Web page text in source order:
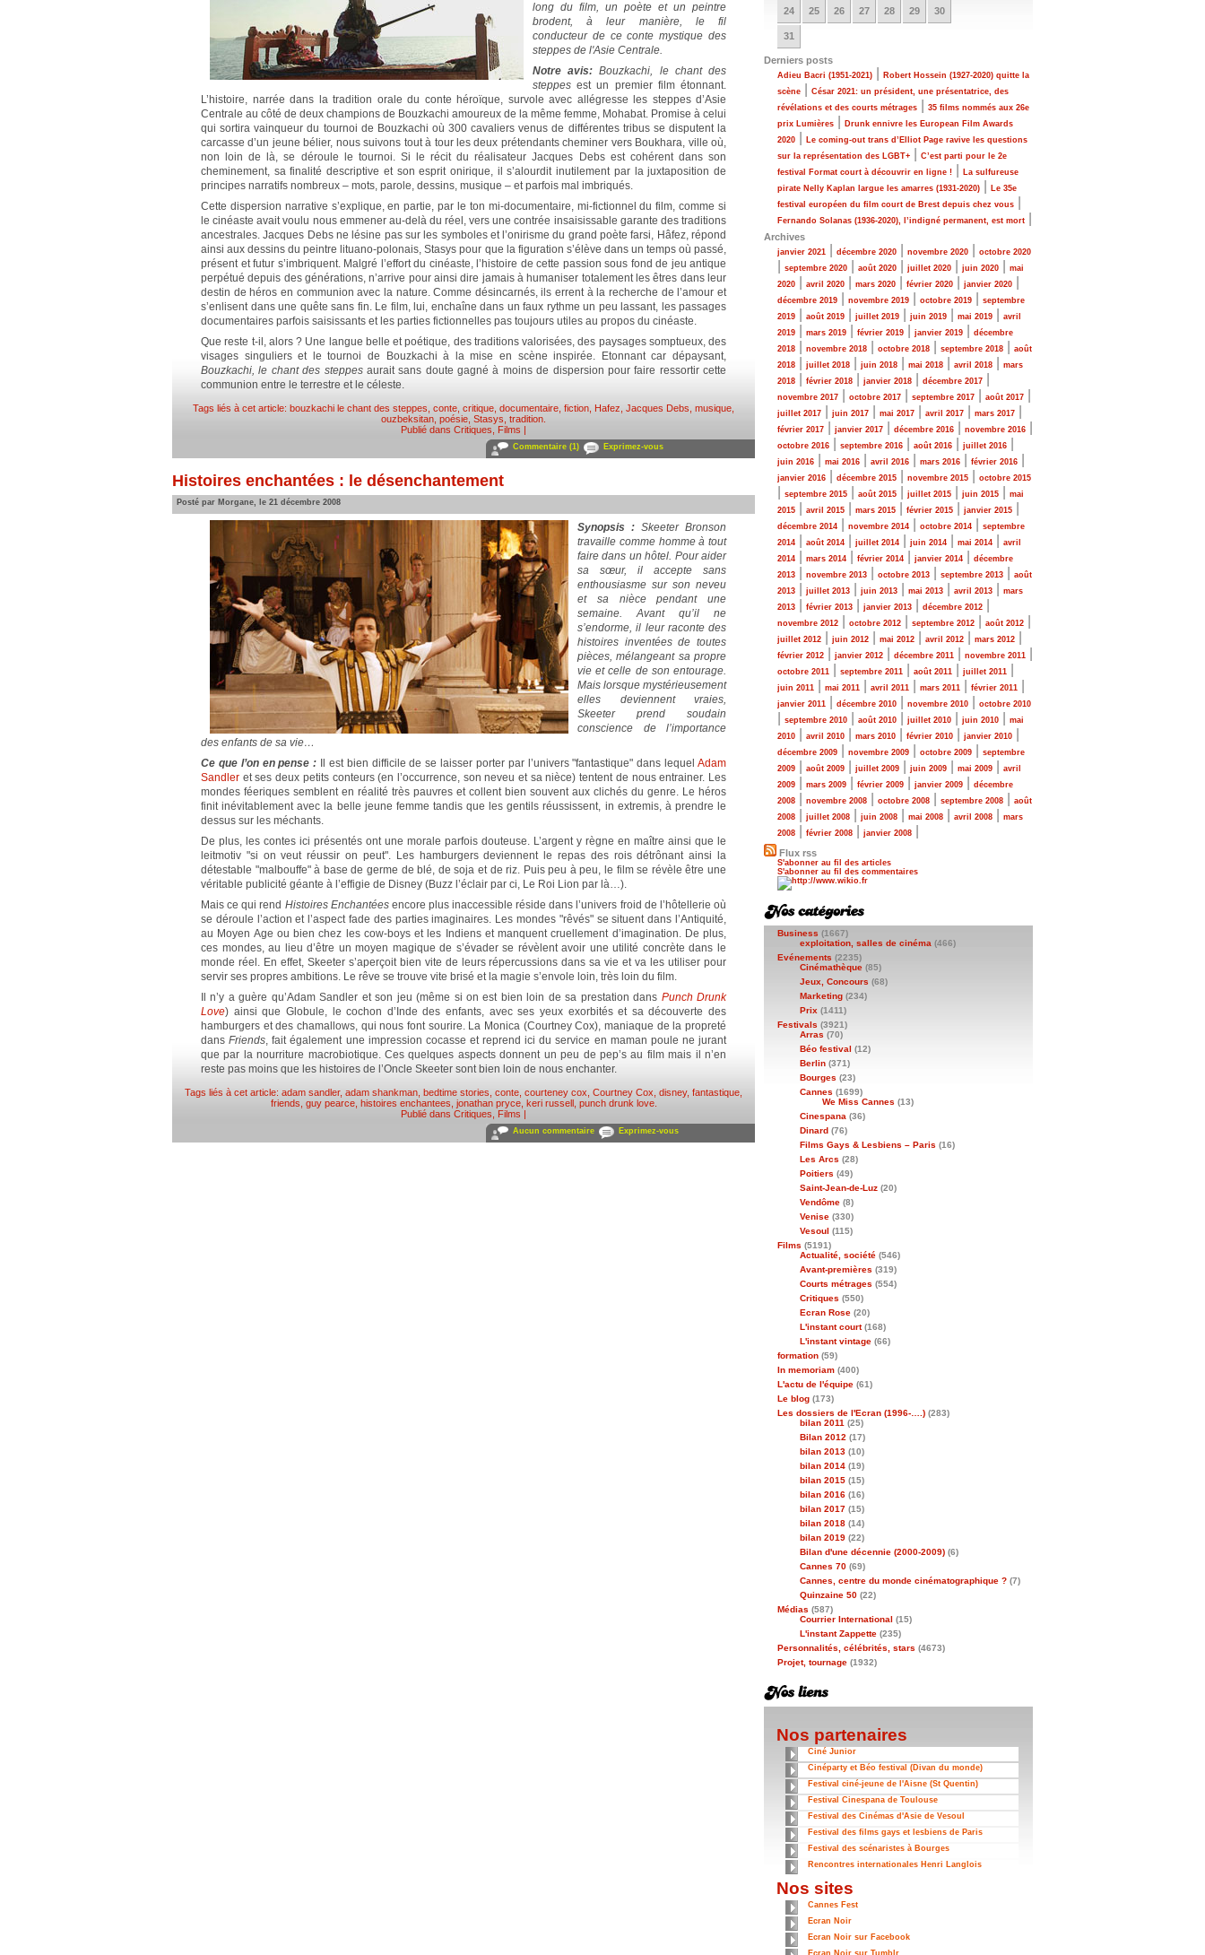
long du film, un poète et un peintre
brodent, à leur manière, le fil
conducteur de ce conte mystique des
steppes de l'Asie Centrale.
Notre avis:Bouzkachi, le chant des
steppes est un premier film étonnant.
L’histoire, narrée dans la tradition orale du conte héroïque, survole avec allégresse les steppes d’Asie
Centrale au côté de deux champions de Bouzkachi amoureux de la même femme, Mohabat. Promise à celui
qui sortira vainqueur du tournoi de Bouzkachi où 300 cavaliers venus de différentes tribus se disputent la
carcasse d’un jeune bélier, nous suivons tout à tour les deux prétendants cheminer vers Boukhara, ville où,
non loin de là, se déroule le tournoi. Si le récit du réalisateur Jacques Debs est cohérent dans son
cheminement, sa finalité descriptive et son esprit onirique, il s’alourdit inutilement par la juxtaposition de
principes narratifs nombreux – mots, parole, dessins, musique – et parfois mal imbriqués.
Cette dispersion narrative s’explique, en partie, par le ton mi-documentaire, mi-fictionnel du film, comme si
le cinéaste avait voulu nous emmener au-delà du réel, vers une contrée insaisissable garante des traditions
ancestrales. Jacques Debs ne lésine pas sur les symboles et l’onirisme du grand poète farsi, Hâfez, répond
ainsi aux dessins du peintre lituano-polonais, Stasys pour que la figuration s’élève dans un temps où passé,
présent et futur s’imbriquent. Malgré l’effort du cinéaste, l’histoire de cette passion sous fond de jeu antique
perpétué depuis des générations, n’arrive pour ainsi dire jamais à humaniser totalement les êtres dans leur
destin de héros en communion avec la nature. Comme désincarnés, ils errent à la recherche de l’amour et
s’enlisent dans une quête sans fin. Le film, lui, enchaîne dans un faux rythme un peu lassant, les passages
documentaires parfois saisissants et les parties fictionnelles pas toujours utiles au propos du cinéaste.
Que reste t-il, alors ? Une langue belle et poétique, des traditions valorisées, des paysages somptueux, des
visages singuliers et le tournoi de Bouzkachi à la mise en scène inspirée. Etonnant car dépaysant,
Bouzkachi, le chant des steppesaurait sans doute gagné à moins de dispersion pour faire ressortir cette
communion entre le terrestre et le céleste.
Tags liés à cet article: bouzkachi le chant des steppes conte critique documentaire fiction Hafez Jacques Debs musique
ouzbeksitan poésie Stasys tradition
Publié dans Critiques Films |
Commentaire (1) Exprimez-vous
Histoires enchantées : le désenchantement
Posté par Morgane, le 21 décembre 2008
Synopsis : Skeeter Bronson
travaille comme homme à tout
faire dans un hôtel. Pour aider
sa sœur, il accepte sans
enthousiasme sur son neveu
et sa nièce pendant une
semaine. Avant qu’il ne
s’endorme, il leur raconte des
histoires inventées de toutes
pièces, mélangeant sa propre
vie et celle de son entourage.
Mais lorsque mystérieusement
elles deviennent vraies,
Skeeter prend soudain
conscience de l’importance
des enfants de sa vie…
Ce que l’on en pense :
Il est bien difficile de se laisser porter par l’univers "fantastique" dans lequelAdam
Sandler et ses deux petits conteurs (en l’occurrence, son neveu et sa nièce) tentent de nous entrainer. Les
mondes féeriques semblent en réalité très pauvres et collent bien souvent aux clichés du genre. Le héros
finit inévitablement avec la belle jeune femme tandis que les gentils réussissent, in extremis, à prendre le
dessus sur les méchants.
De plus, les contes ici présentés ont une morale parfois douteuse. L’argent y règne en maître ainsi que le
leitmotiv "si on veut réussir on peut". Les hamburgers deviennent le repas des rois détrônant ainsi la
détestable "malbouffe" à base de germe de blé, de soja et de riz. Puis peu à peu, le film se révèle être une
véritable publicité géante à l’effigie de Disney (Buzz l’éclair par ci, Le Roi Lion par là…).
Mais ce qui rend Histoires Enchantéesencore plus inaccessible réside dans l’univers froid de l’hôtellerie où
se déroule l’action et l’aspect fade des parties imaginaires. Les mondes "rêvés" se situent dans l’Antiquité,
au Moyen Age ou bien chez les cow-boys et les Indiens et manquent cruellement d’imagination. De plus,
ces mondes, au lieu d’être un moyen magique de s’évader se révèlent avoir une utilité concrète dans le
monde réel. En effet, Skeeter s’aperçoit bien vite de leurs répercussions dans sa vie et va les utiliser pour
servir ses propres ambitions. Le rêve se trouve vite brisé et la magie s’envole loin, très loin du film.
Il n’y a guère qu’Adam Sandler et son jeu (même si on est bien loin de sa prestation dans Punch Drunk
Love) ainsi que Globule, le cochon d’Inde des enfants, avec ses yeux exorbités et sa découverte des
hamburgers et des chamallows, qui nous font sourire. La Monica (Courtney Cox), maniaque de la propreté
dansFriends, fait également une impression cocasse et reprend ici du service en maman poule ne jurant
que par la nourriture macrobiotique. Ces quelques aspects donnent un peu de pep’s au film mais il n’en
reste pas moins que les histoires de l’Oncle Skeeter sont bien loin de nous enchanter.
Tags liés à cet article: adam sandler, adam shankman bedtime stories conte courteney cox Courtney Cox disney, fantastique
friends guy pearce, histoires enchantees jonathan pryce, keri russell, punch drunk love.
Publié dans Critiques Films |
Aucun commentaire Exprimez-vous
24 25 26 27 28 29 30
31
Derniers posts
Adieu Bacri (1951-2021)
Robert Hossein (1927-2020) quitte la
scène
César 2021: un président, une présentatrice, des
révélations et des courts métrages
35 films nommés aux 26e
prix Lumières
Drunk ennivre les European Film Awards
2020
Le coming-out trans d’Elliot Page ravive les questions
sur la représentation des LGBT+
C’est parti pour le 2e
festival Format court à découvrir en ligne !
La sulfureuse
pirate Nelly Kaplan largue les amarres (1931-2020)
Le 35e
festival européen du film court de Brest depuis chez vous
Fernando Solanas (1936-2020), l’indigné permanent, est mort
Archives
janvier 2021 décembre 2020 novembre 2020 octobre 2020
septembre 2020 août 2020 juillet 2020 juin 2020
mai
2020
avril 2020 mars 2020 février 2020 janvier 2020
décembre 2019 novembre 2019 octobre 2019
septembre
2019
août 2019 juillet 2019 juin 2019 mai 2019
avril
2019
mars 2019 février 2019 janvier 2019
décembre
2018
novembre 2018 octobre 2018 septembre 2018
août
2018
juillet 2018 juin 2018 mai 2018 avril 2018
mars
2018
février 2018 janvier 2018 décembre 2017
novembre 2017 octobre 2017 septembre 2017 août 2017
juillet 2017 juin 2017 mai 2017 avril 2017 mars 2017
février 2017 janvier 2017 décembre 2016 novembre 2016
octobre 2016 septembre 2016 août 2016 juillet 2016
juin 2016 mai 2016 avril 2016 mars 2016 février 2016
janvier 2016 décembre 2015 novembre 2015 octobre 2015
septembre 2015 août 2015 juillet 2015 juin 2015
mai
2015
avril 2015 mars 2015 février 2015 janvier 2015
décembre 2014 novembre 2014 octobre 2014
septembre
2014
août 2014 juillet 2014 juin 2014 mai 2014
avril
2014
mars 2014 février 2014 janvier 2014
décembre
2013
novembre 2013 octobre 2013 septembre 2013
août
2013
juillet 2013 juin 2013 mai 2013 avril 2013
mars
2013
février 2013 janvier 2013 décembre 2012
novembre 2012 octobre 2012 septembre 2012 août 2012
juillet 2012 juin 2012 mai 2012 avril 2012 mars 2012
février 2012 janvier 2012 décembre 2011 novembre 2011
octobre 2011 septembre 2011 août 2011 juillet 2011
juin 2011 mai 2011 avril 2011 mars 2011 février 2011
janvier 2011 décembre 2010 novembre 2010 octobre 2010
septembre 2010 août 2010 juillet 2010 juin 2010
mai
2010
avril 2010 mars 2010 février 2010 janvier 2010
décembre 2009 novembre 2009 octobre 2009
septembre
2009
août 2009 juillet 2009 juin 2009 mai 2009
avril
2009
mars 2009 février 2009 janvier 2009
décembre
2008
novembre 2008 octobre 2008 septembre 2008
août
2008
juillet 2008 juin 2008 mai 2008 avril 2008
mars
2008
février 2008 janvier 2008
Flux rss
S'abonner au fil des articles
S'abonner au fil des commentaires
Business (1667)
exploitation, salles de cinéma (466)
Evénements (2235)
Cinémathèque (85)
Jeux, Concours (68)
Marketing (234)
Prix (1411)
Festivals (3921)
Arras (70)
Béo festival (12)
Berlin (371)
Bourges (23)
Cannes (1699)
We Miss Cannes (13)
Cinespana (36)
Dinard (76)
Films Gays & Lesbiens – Paris (16)
Les Arcs (28)
Poitiers (49)
Saint-Jean-de-Luz (20)
Vendôme (8)
Venise (330)
Vesoul (115)
Films (5191)
Actualité, société (546)
Avant-premières (319)
Courts métrages (554)
Critiques (550)
Ecran Rose (20)
L'instant court(168)
L'instant vintage (66)
formation (59)
In memoriam (400)
L'actu de l'équipe (61)
Le blog (173)
Les dossiers de l'Ecran (1996-….) (283)
bilan 2011 (25)
Bilan 2012 (17)
bilan 2013 (10)
bilan 2014 (19)
bilan 2015 (15)
bilan 2016 (16)
bilan 2017 (15)
bilan 2018 (14)
bilan 2019 (22)
Bilan d'une décennie (2000-2009) (6)
Cannes 70 (69)
Cannes, centre du monde cinématographique ? (7)
Quinzaine 50 (22)
Médias (587)
Courrier International (15)
L'instant Zappette (235)
Personnalités, célébrités, stars (4673)
Projet, tournage (1932)
Nos partenaires
Ciné Junior
Cinéparty et Béo festival (Divan du monde)
Festival ciné-jeune de l'Aisne (St Quentin)
Festival Cinespana de Toulouse
Festival des Cinémas d'Asie de Vesoul
Festival des films gays et lesbiens de Paris
Festival des scénaristes à Bourges
Rencontres internationales Henri Langlois
Nos sites
Cannes Fest
Ecran Noir
Ecran Noir sur Facebook
Ecran Noir sur Tumblr